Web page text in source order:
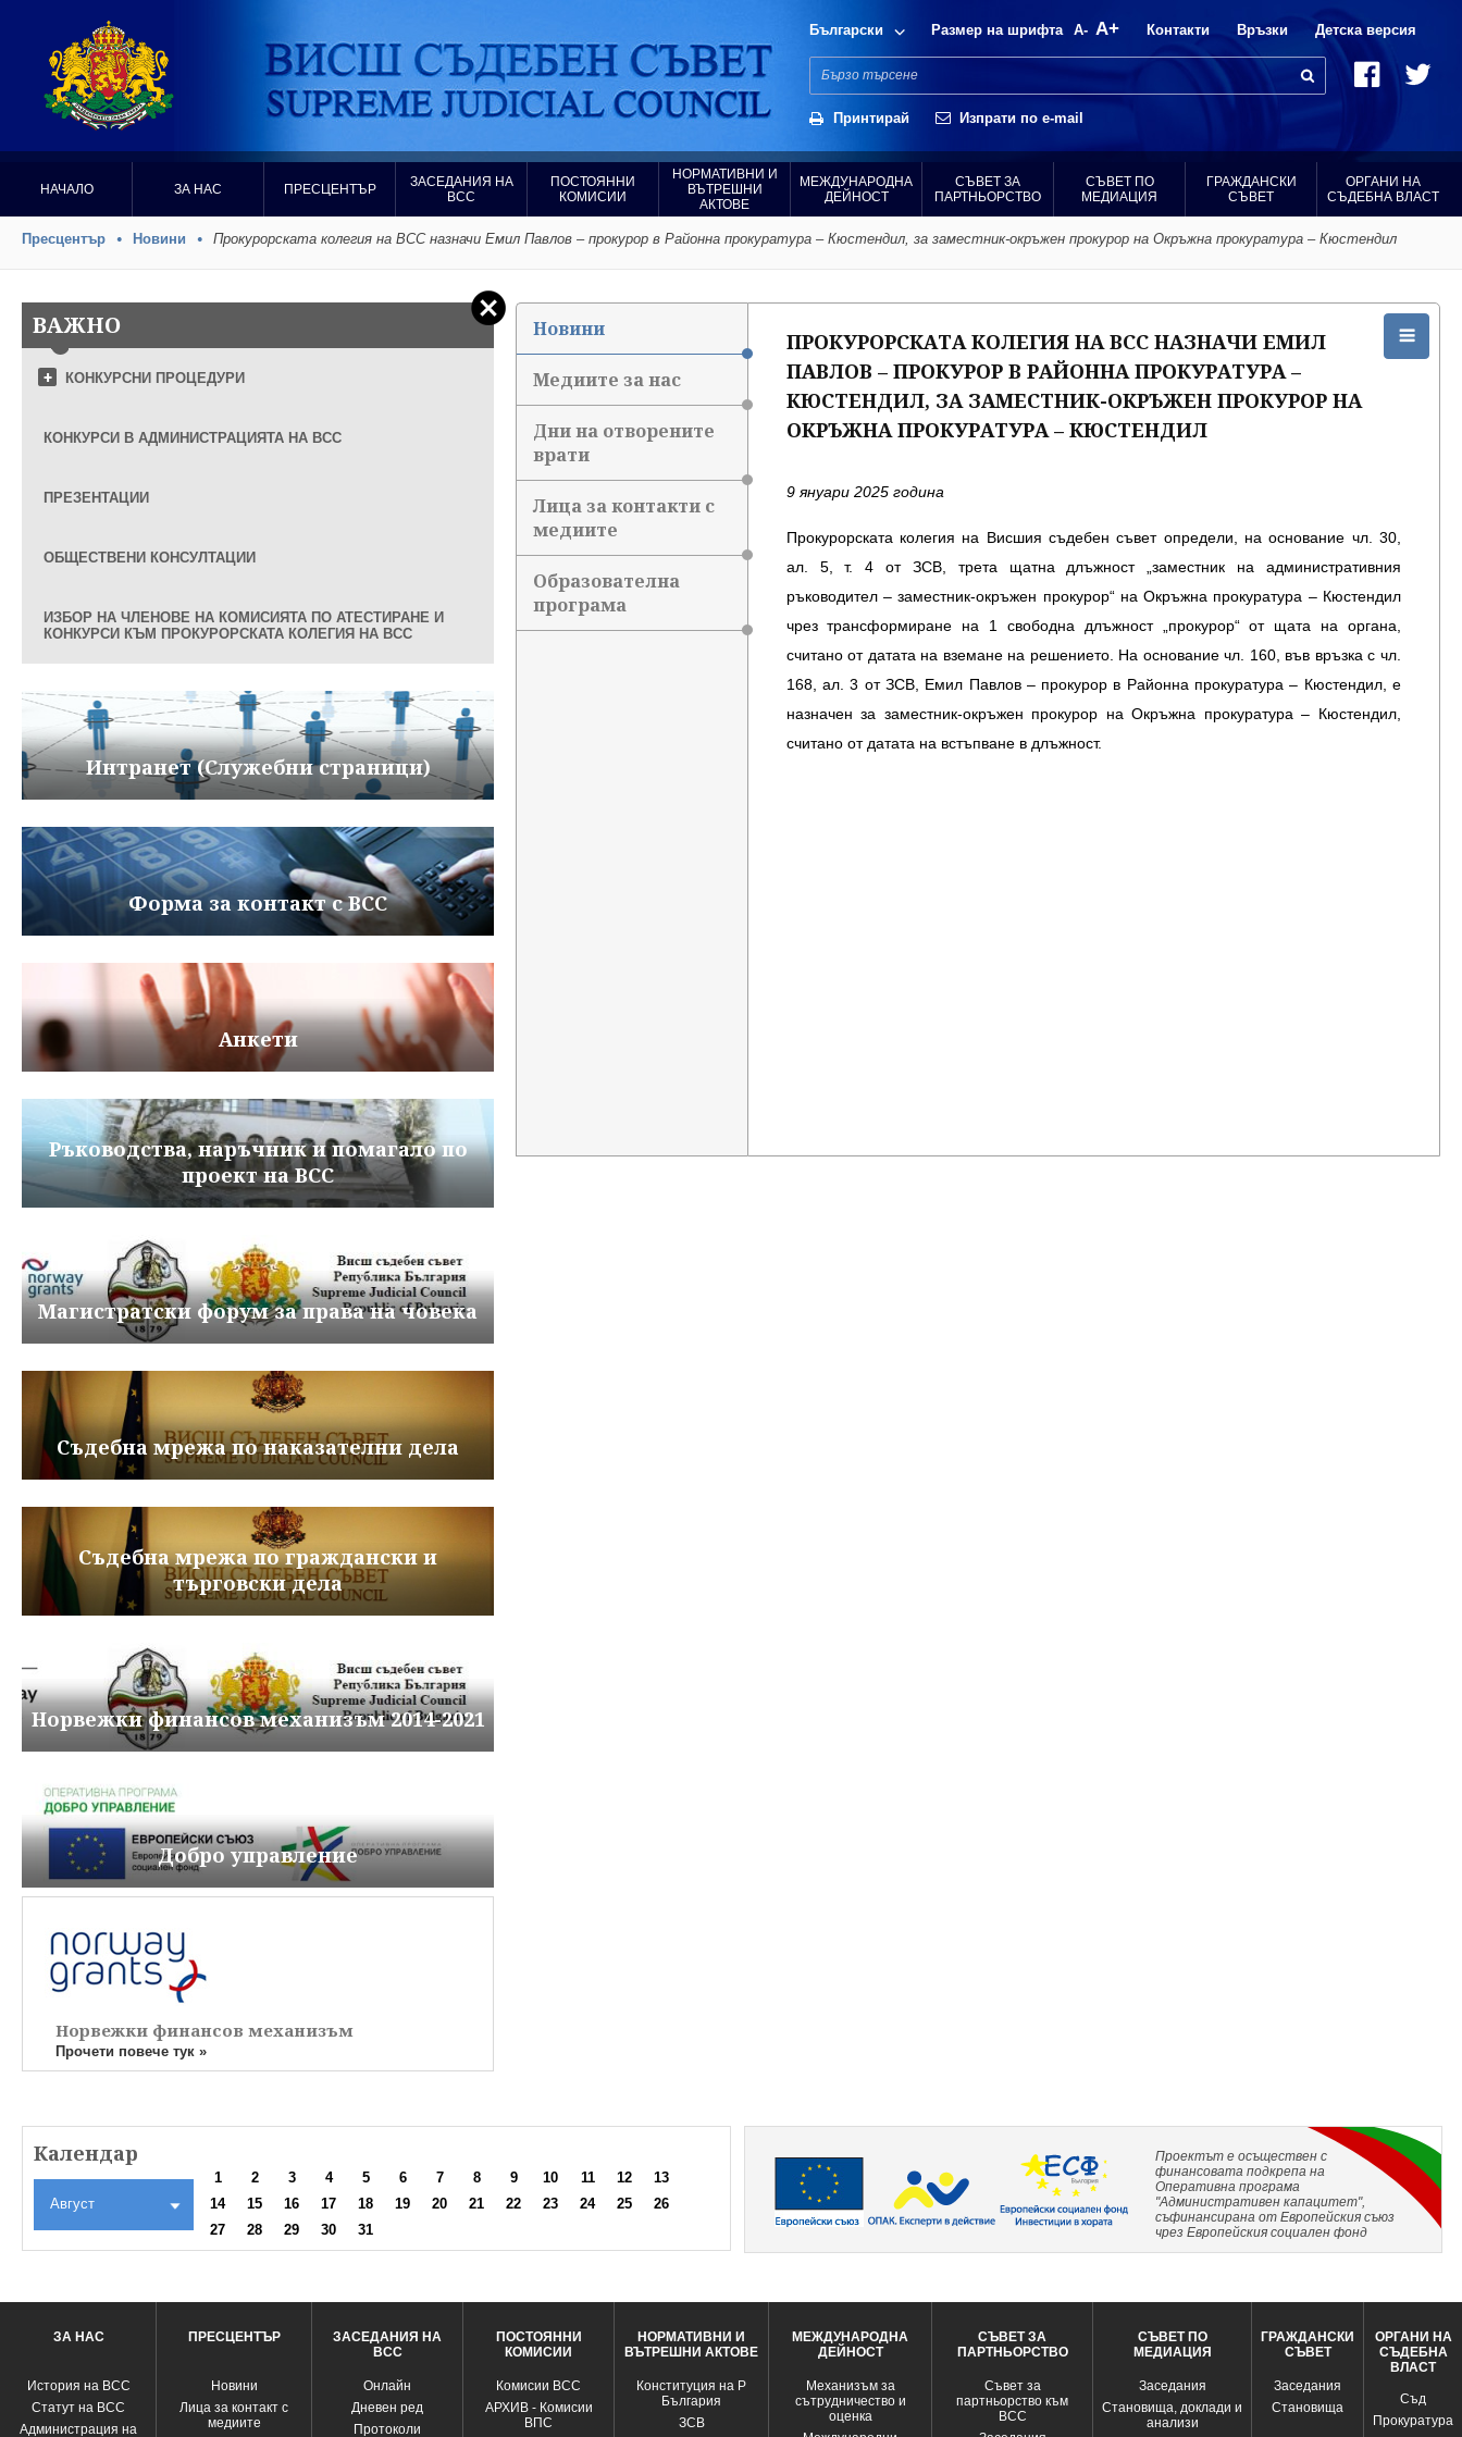
Български Размер на шрифта A- A+ Контакти Връзки Детска версия
Принтирай Изпрати по e-mail
НАЧАЛО ЗА НАС ПРЕСЦЕНТЪР
ЗАСЕДАНИЯ НА
ВСС
ПОСТОЯННИ
КОМИСИИ
НОРМАТИВНИ И
ВЪТРЕШНИ
АКТОВЕ
МЕЖДУНАРОДНА
ДЕЙНОСТ
СЪВЕТ ЗА
ПАРТНЬОРСТВО
СЪВЕТ ПО
МЕДИАЦИЯ
ГРАЖДАНСКИ
СЪВЕТ
ОРГАНИ НА
СЪДЕБНА ВЛАСТ
Пресцентър Новини Прокурорската колегия на ВСС назначи Емил Павлов – прокурор в Районна прокуратура – Кюстендил, за заместник-окръжен прокурор на Окръжна прокуратура – Кюстендил
ВАЖНО
КОНКУРСНИ ПРОЦЕДУРИ
КОНКУРСИ В АДМИНИСТРАЦИЯТА НА ВСС
ПРЕЗЕНТАЦИИ
ОБЩЕСТВЕНИ КОНСУЛТАЦИИ
ИЗБОР НА ЧЛЕНОВЕ НА КОМИСИЯТА ПО АТЕСТИРАНЕ И
КОНКУРСИ КЪМ ПРОКУРОРСКАТА КОЛЕГИЯ НА ВСС
Интранет (Служебни страници)
Форма за контакт с ВСС
Анкети
Ръководства, наръчник и помагало по
проект на ВСС
Магистратски форум за права на човека
Съдебна мрежа по наказателни дела
Съдебна мрежа по граждански и
търговски дела
Норвежки финансов механизъм 2014-2021
Добро управление
Норвежки финансов механизъм
Прочети повече тук »
Новини
Медиите за нас
Дни на отворените
врати
Лица за контакти с
медиите
Образователна
програма
ПРОКУРОРСКАТА КОЛЕГИЯ НА ВСС НАЗНАЧИ ЕМИЛ
ПАВЛОВ – ПРОКУРОР В РАЙОННА ПРОКУРАТУРА –
КЮСТЕНДИЛ, ЗА ЗАМЕСТНИК-ОКРЪЖЕН ПРОКУРОР НА
ОКРЪЖНА ПРОКУРАТУРА – КЮСТЕНДИЛ
9 януари 2025 година
Прокурорската колегия на Висшия съдебен съвет определи, на основание чл. 30,
ал. 5, т. 4 от ЗСВ, трета щатна длъжност „заместник на административния
ръководител – заместник-окръжен прокурор“ на Окръжна прокуратура – Кюстендил
чрез трансформиране на 1 свободна длъжност „прокурор“ от щата на органа,
считано от датата на вземане на решението. На основание чл. 160, във връзка с чл.
168, ал. 3 от ЗСВ, Емил Павлов – прокурор в Районна прокуратура – Кюстендил, е
назначен за заместник-окръжен прокурор на Окръжна прокуратура – Кюстендил,
считано от датата на встъпване в длъжност.
Календар
Август
1 2 3 4 5 6 7 8 9 10 11 12
13
14
15 16 17 18 19 20 21 22 23 24 25
26
27
28 29 30 31
Проектът е осъществен с
финансовата подкрепа на
Оперативна програма
"Административен капацитет",
съфинансирана от Европейския съюз
чрез Европейския социален фонд
ЗА НАС
История на ВСС
Статут на ВСС
Администрация на
ПРЕСЦЕНТЪР
Новини
Лица за контакт с
медиите
ЗАСЕДАНИЯ НА
ВСС
Oнлайн
Дневен ред
Протоколи
ПОСТОЯННИ
КОМИСИИ
Комисии ВСС
АРХИВ - Комисии
ВПС
НОРМАТИВНИ И
ВЪТРЕШНИ АКТОВЕ
Конституция на Р
България
ЗСВ
МЕЖДУНАРОДНА
ДЕЙНОСТ
Механизъм за
сътрудничество и
оценка
СЪВЕТ ЗА
ПАРТНЬОРСТВО
Съвет за
партньорство към
ВСС
СЪВЕТ ПО
МЕДИАЦИЯ
Заседания
Становища, доклади и
анализи
ГРАЖДАНСКИ
СЪВЕТ
Заседания
Становища
ОРГАНИ НА
СЪДЕБНА
ВЛАСТ
Съд
Прокуратура